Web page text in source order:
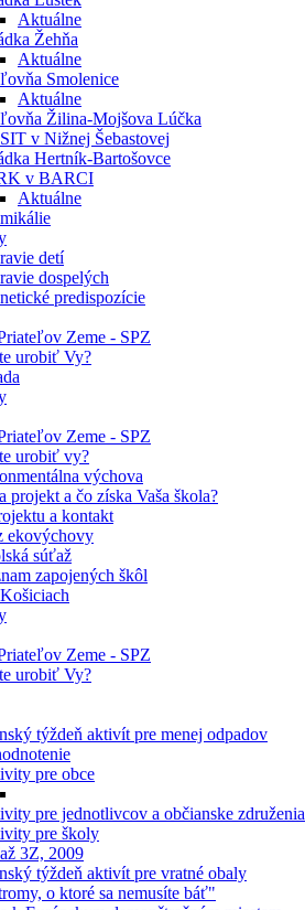
Aktuálne
Žehňa
Aktuálne
Smolenice
Aktuálne
Žilina-Mojšova Lúčka
v Nižnej Šebastovej
Hertník-Bartošovce
v BARCI
Aktuálne
detí
dospelých
predispozície
Zeme - SPZ
urobiť Vy?
Zeme - SPZ
urobiť vy?
výchova
projekt a čo získa Vaša škola?
a kontakt
ekovýchovy
súťaž
zapojených škôl
Zeme - SPZ
urobiť Vy?
týždeň aktivít pre menej odpadov
pre obce
pre jednotlivcov a občianske združenia
pre školy
3Z, 2009
týždeň aktivít pre vratné obaly
o ktoré sa nemusíte báť"